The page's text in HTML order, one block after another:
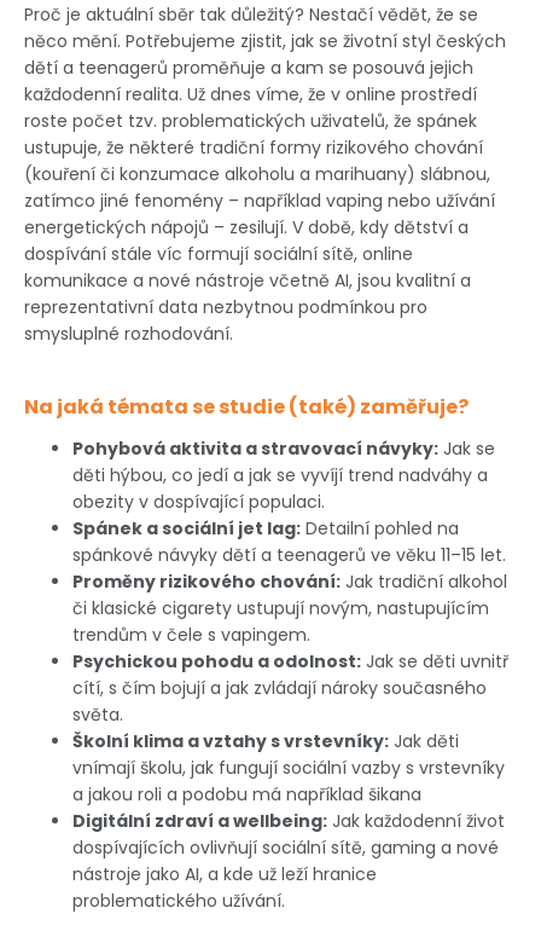
Proč je aktuální sběr tak důležitý? Nestačí vědět, že se
něco mění. Potřebujeme zjistit, jak se životní styl českých
dětí a teenagerů proměňuje a kam se posouvá jejich
každodenní realita. Už dnes víme, že v online prostředí
roste počet tzv. problematických uživatelů, že spánek
ustupuje, že některé tradiční formy rizikového chování
(kouření či konzumace alkoholu a marihuany) slábnou,
zatímco jiné fenomény – například vaping nebo užívání
energetických nápojů – zesilují. V době, kdy dětství a
dospívání stále víc formují sociální sítě, online
komunikace a nové nástroje včetně AI, jsou kvalitní a
reprezentativní data nezbytnou podmínkou pro
smysluplné rozhodování.
Na jaká témata se studie (také) zaměřuje?
Pohybová aktivita a stravovací návyky: Jak se
děti hýbou, co jedí a jak se vyvíjí trend nadváhy a
obezity v dospívající populaci.
Spánek a sociální jet lag: Detailní pohled na
spánkové návyky dětí a teenagerů ve věku 11–15 let.
Proměny rizikového chování: Jak tradiční alkohol
či klasické cigarety ustupují novým, nastupujícím
trendům v čele s vapingem.
Psychickou pohodu a odolnost: Jak se děti uvnitř
cítí, s čím bojují a jak zvládají nároky současného
světa.
Školní klima a vztahy s vrstevníky: Jak děti
vnímají školu, jak fungují sociální vazby s vrstevníky
a jakou roli a podobu má například šikana
Digitální zdraví a wellbeing: Jak každodenní život
dospívajících ovlivňují sociální sítě, gaming a nové
nástroje jako AI, a kde už leží hranice
problematického užívání.